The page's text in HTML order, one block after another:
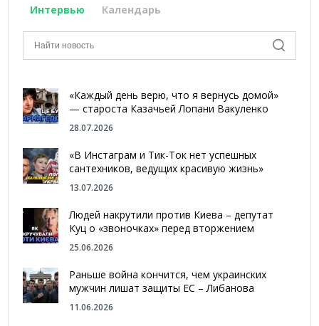
Интервью Календарь
«Каждый день верю, что я вернусь домой»
— староста Казачьей Лопани Вакуленко
28.07.2026
«В Инстаграм и Тик-Ток нет успешных
сантехников, ведущих красивую жизнь»
13.07.2026
Людей накрутили против Киева – депутат
Куц о «звоночках» перед вторжением
25.06.2026
Раньше война кончится, чем украинских
мужчин лишат защиты ЕС – Либанова
11.06.2026